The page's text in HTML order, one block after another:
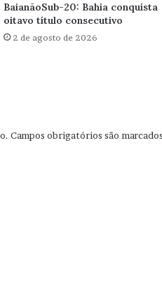
BaianãoSub-20: Bahia conquista
oitavo título consecutivo
2 de agosto de 2026
Campos obrigatórios são